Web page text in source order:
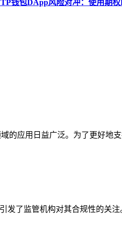
TP钱包DApp风险对冲：使用期
的应用日益广泛。为了更好地
发了监管机构对其合规性的关